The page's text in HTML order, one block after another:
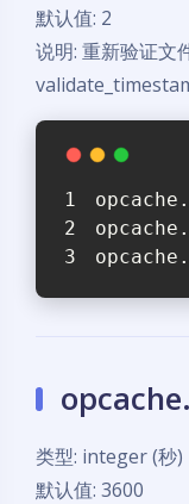
默认值: 2
说明: 重新验证文
类型: integer (秒)
默认值: 3600